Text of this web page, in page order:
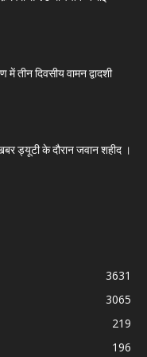
में तीन दिवसीय वामन द्वादशी
ड्यूटी के दौरान जवान शहीद ।
3631
3065
219
196